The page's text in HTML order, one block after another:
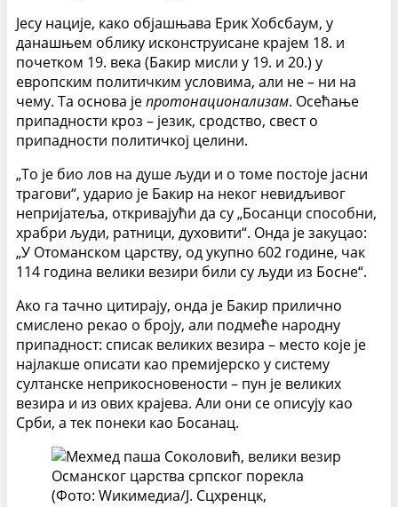
Јесу нације, како објашњава Ерик Хобсбаум, у
данашњем облику исконструисане крајем 18. и
почетком 19. века (Бакир мисли у 19. и 20.) у
европским политичким условима, али не – ни на
чему. Та основа јепротонационализам. Осећање
припадности кроз – језик, сродство, свест о
припадности политичкој целини.
„То је био лов на душе људи и о томе постоје јасни
трагови“, ударио је Бакир на неког невидљивог
непријатеља, откривајући да су „Босанци способни,
храбри људи, ратници, духовити“. Онда је закуцао:
„У Отоманском царству, од укупно 602 године, чак
114 година велики везири били су људи из Босне“.
Ако га тачно цитирају, онда је Бакир прилично
смислено рекао о броју, али подмеће народну
припадност: списак великих везира – место које је
најлакше описати као премијерско у систему
султанске неприкосновености – пун је великих
везира и из ових крајева. Али они се описују као
Срби, а тек понеки као Босанац.